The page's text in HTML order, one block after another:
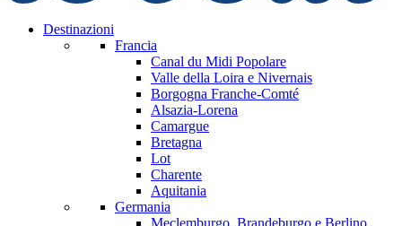
Destinazioni
Francia
Canal du Midi Popolare
Valle della Loira e Nivernais
Borgogna Franche-Comté
Alsazia-Lorena
Camargue
Bretagna
Lot
Charente
Aquitania
Germania
Meclemburgo, Brandeburgo e Berlino